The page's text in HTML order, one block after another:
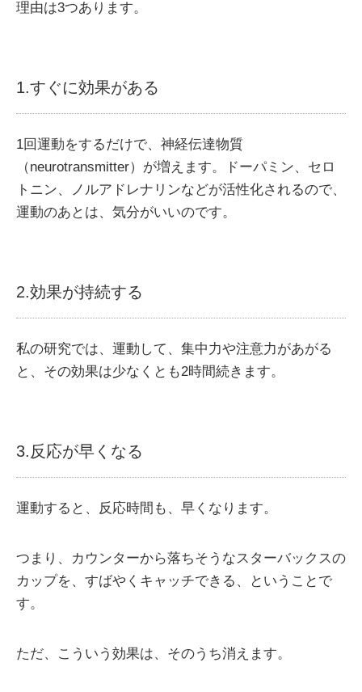
理由は3つあります。
1.すぐに効果がある
1回運動をするだけで、神経伝達物質
（neurotransmitter）が増えます。ドーパミン、セロ
トニン、ノルアドレナリンなどが活性化されるので、
運動のあとは、気分がいいのです。
2.効果が持続する
私の研究では、運動して、集中力や注意力があがる
と、その効果は少なくとも2時間続きます。
3.反応が早くなる
運動すると、反応時間も、早くなります。
つまり、カウンターから落ちそうなスターバックスの
カップを、すばやくキャッチできる、ということで
す。
ただ、こういう効果は、そのうち消えます。